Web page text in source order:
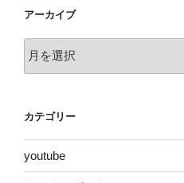
アーカイブ
ー
ブ
カテゴリー
youtube